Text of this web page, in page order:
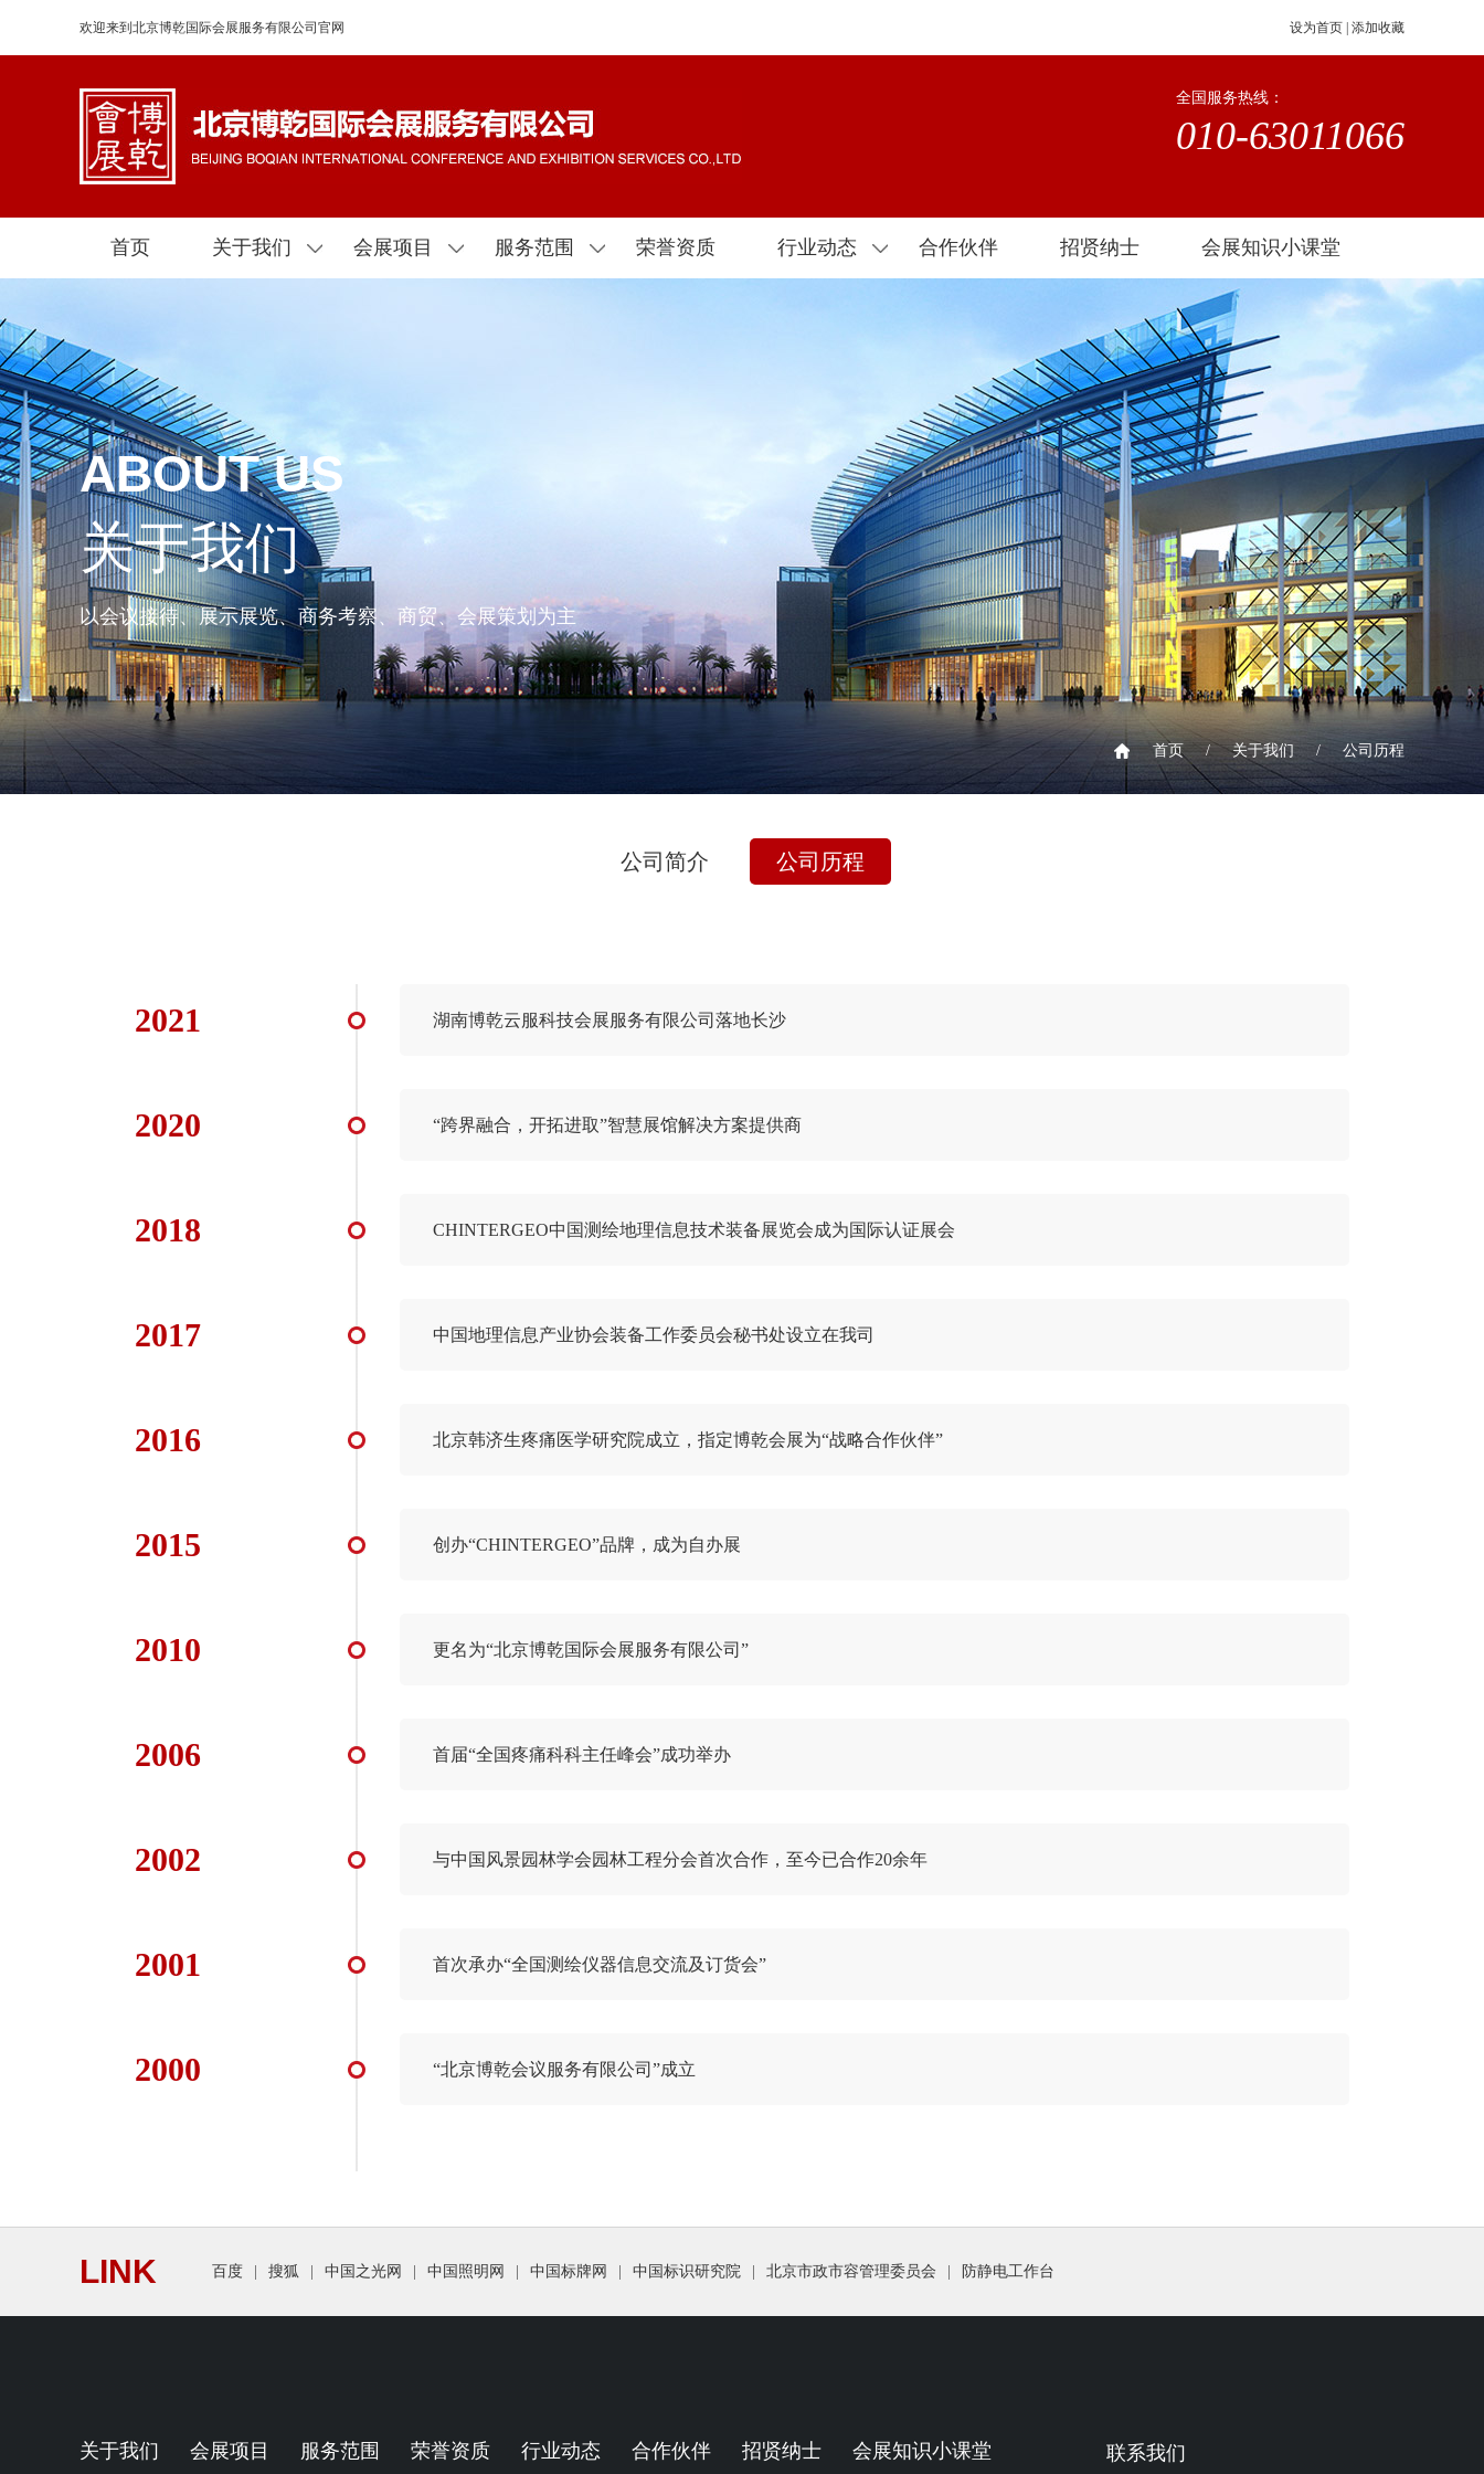
欢迎来到北京博乾国际会展服务有限公司官网 设为首页 添加收藏
全国服务热线：
010-63011066
首页 关于我们 会展项目 服务范围 荣誉资质 行业动态 合作伙伴 招贤纳士 会展知识小课堂
ABOUT US
关于我们
以会议接待、展示展览、商务考察、商贸、会展策划为主
首页 / 关于我们 / 公司历程
公司简介 公司历程
2021 湖南博乾云服科技会展服务有限公司落地长沙
2020 “跨界融合，开拓进取”智慧展馆解决方案提供商
2018 CHINTERGEO中国测绘地理信息技术装备展览会成为国际认证展会
2017 中国地理信息产业协会装备工作委员会秘书处设立在我司
2016 北京韩济生疼痛医学研究院成立，指定博乾会展为“战略合作伙伴”
2015 创办“CHINTERGEO”品牌，成为自办展
2010 更名为“北京博乾国际会展服务有限公司”
2006 首届“全国疼痛科科主任峰会”成功举办
2002 与中国风景园林学会园林工程分会首次合作，至今已合作20余年
2001 首次承办“全国测绘仪器信息交流及订货会”
2000 “北京博乾会议服务有限公司”成立
LINK 百度 搜狐 中国之光网 中国照明网 中国标牌网 中国标识研究院 北京市政市容管理委员会 防静电工作台
关于我们 会展项目 服务范围 荣誉资质 行业动态 合作伙伴 招贤纳士 会展知识小课堂 联系我们